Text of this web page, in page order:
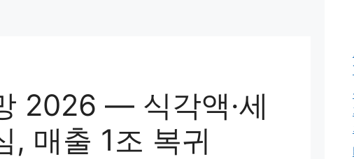
2026 — 식각액·세
, 매출 1조 복귀